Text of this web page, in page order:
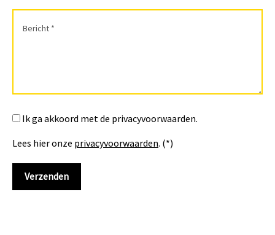
Ik ga akkoord met de privacyvoorwaarden.
Lees hier onze privacyvoorwaarden. (*)